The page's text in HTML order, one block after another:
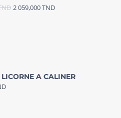
2 059,000TND
A CALINER